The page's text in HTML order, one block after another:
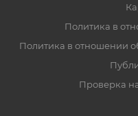
Политика в
Политика в отношении
Проверка